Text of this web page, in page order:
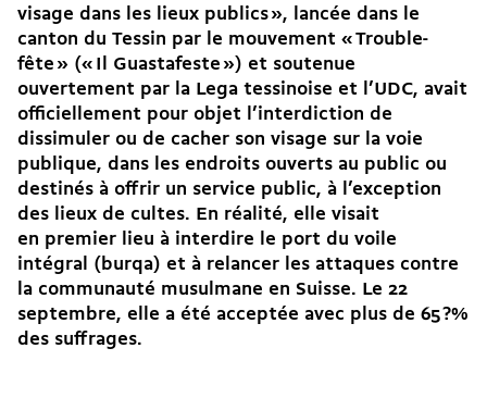
visage dans les lieux publics », lancée dans le
canton du Tessin par le mouvement « Trouble-
fête » (« Il Guastafeste ») et soutenue
ouvertement par la Lega tessinoise et l’UDC, avait
officiellement pour objet l’interdiction de
dissimuler ou de cacher son visage sur la voie
publique, dans les endroits ouverts au public ou
destinés à offrir un service public, à l’exception
des lieux de cultes. En réalité, elle visait
en premier lieu à interdire le port du voile
intégral (burqa) et à relancer les attaques contre
la communauté musulmane en Suisse. Le 22
septembre, elle a été acceptée avec plus de 65 ?%
des suffrages.